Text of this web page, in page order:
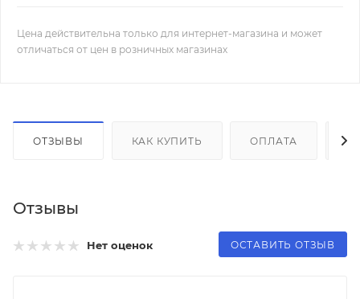
Цена действительна только для интернет-магазина и может
отличаться от цен в розничных магазинах
ОТЗЫВЫ КАК КУПИТЬ ОПЛАТА
Отзывы
Нет оценок ОСТАВИТЬ ОТЗЫВ